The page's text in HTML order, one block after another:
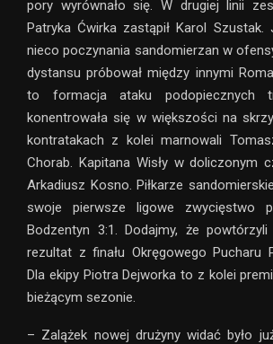
pory wyrównało się. W drugiej linii
Patryka Ćwirka zastąpił Karol Szustak.
nieco poczynania sandomierzan w
dystansu próbował między innymi
to formacja ataku podopiecznych
konentrowała się w większości na
kontratakach z kolei marnowali
Chorab. Kapitana Wisły w doliczonym
Arkadiusz Kosno. Piłkarze
swoje pierwsze ligowe zwycięstwo
Bodzentyn 3:1. Dodajmy, że
rezultat z finału Okręgowego Pucharu
Dla ekipy Piotra Dejworka to z kolei
bieżącym sezonie.
– Zalążek nowej drużyny widać było